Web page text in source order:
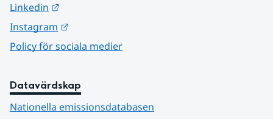
Linkedin
Instagram
Policy för sociala medier
Datavärdskap
Nationella emissionsdatabasen